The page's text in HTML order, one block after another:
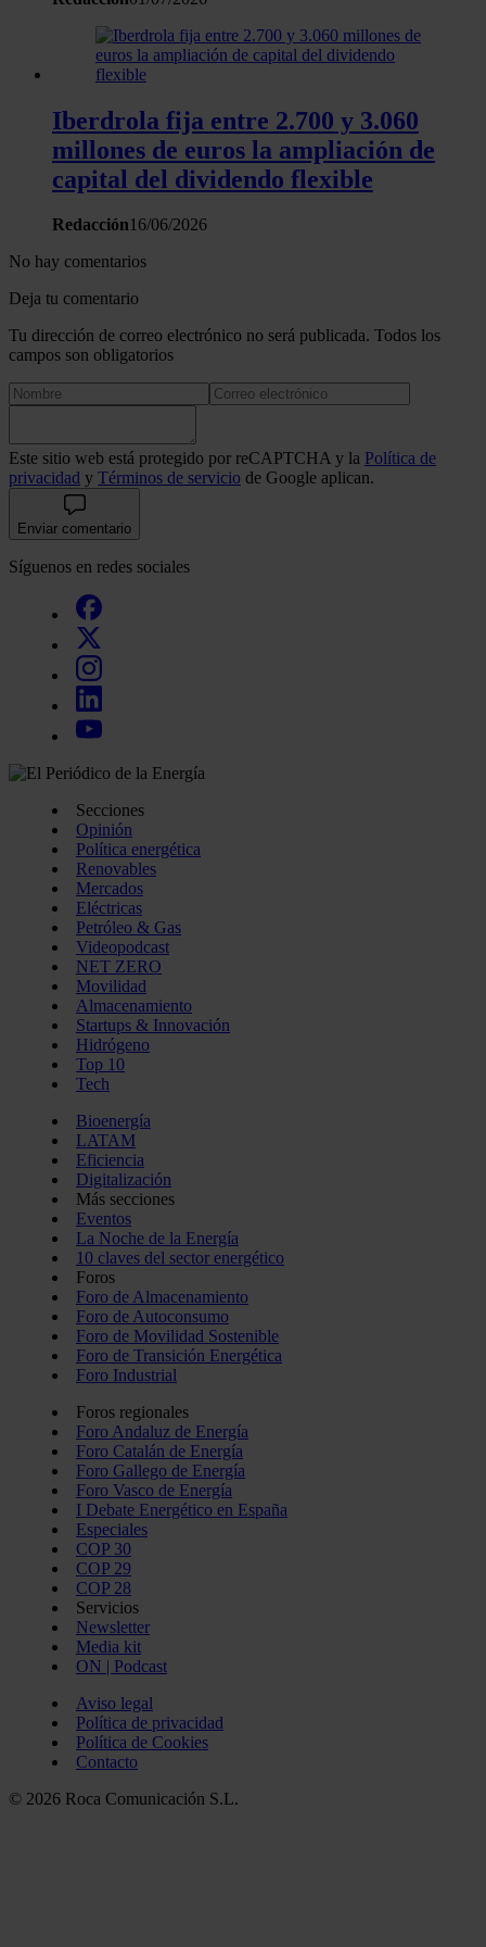
Iberdrola fija entre 2.700 y 3.060
millones de euros la ampliación de
capital del dividendo flexible
Redacción16/06/2026
No hay comentarios
Deja tu comentario
Tu dirección de correo electrónico no será publicada. Todos los
campos son obligatorios
Este sitio web está protegido por reCAPTCHA y la Política de
privacidad y Términos de servicio de Google aplican.
Enviar comentario
Síguenos en redes sociales
Secciones
Opinión
Política energética
Renovables
Mercados
Eléctricas
Petróleo & Gas
Videopodcast
NET ZERO
Movilidad
Almacenamiento
Startups & Innovación
Hidrógeno
Top 10
Tech
Bioenergía
LATAM
Eficiencia
Digitalización
Más secciones
Eventos
La Noche de la Energía
10 claves del sector energético
Foros
Foro de Almacenamiento
Foro de Autoconsumo
Foro de Movilidad Sostenible
Foro de Transición Energética
Foro Industrial
Foros regionales
Foro Andaluz de Energía
Foro Catalán de Energía
Foro Gallego de Energía
Foro Vasco de Energía
I Debate Energético en España
Especiales
COP 30
COP 29
COP 28
Servicios
Newsletter
Media kit
ON | Podcast
Aviso legal
Política de privacidad
Política de Cookies
Contacto
© 2026 Roca Comunicación S.L.